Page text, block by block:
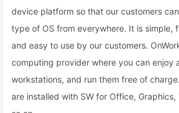
device platform so that our customers
type of OS from everywhere. It is simple,
and easy to use by our customers.
computing provider where you can enjoy
workstations, and run them free of
are installed with SW for Office, Graphics,